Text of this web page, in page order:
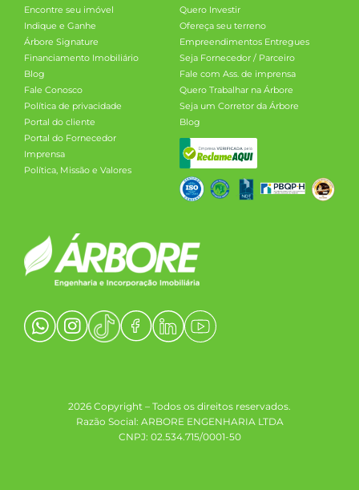
Encontre seu imóvel
Indique e Ganhe
Árbore Signature
Financiamento Imobiliário
Blog
Fale Conosco
Política de privacidade
Portal do cliente
Portal do Fornecedor
Imprensa
Política, Missão e Valores
Quero Investir
Ofereça seu terreno
Empreendimentos Entregues
Seja Fornecedor / Parceiro
Fale com Ass. de imprensa
Quero Trabalhar na Árbore
Seja um Corretor da Árbore
Blog
2026 Copyright – Todos os direitos reservados.
Razão Social: ARBORE ENGENHARIA LTDA
CNPJ: 02.534.715/0001-50